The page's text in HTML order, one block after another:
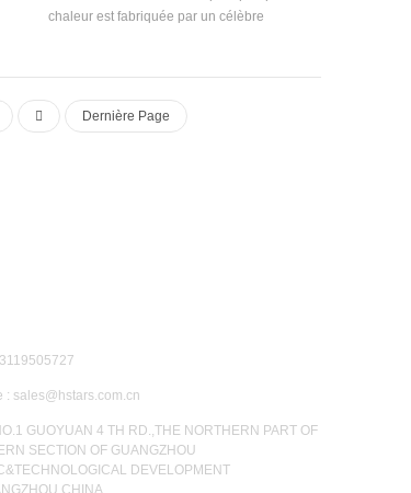
chaleur est fabriquée par un célèbre
recherches et de développement
indépendantes de Haute efficacité Échangeur
de chaleur en spirale
Dernière Page
: sales@hstars.com.cn
GUOYUAN 4 TH RD.,THE NORTHERN PART OF
SECTION OF GUANGZHOU
DEVELOPMENT